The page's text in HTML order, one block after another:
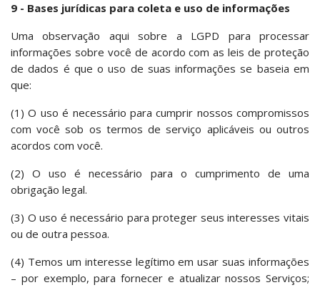
9 - Bases jurídicas para coleta e uso de informações
Uma observação aqui sobre a LGPD para processar
informações sobre você de acordo com as leis de proteção
de dados é que o uso de suas informações se baseia em
que:
(1) O uso é necessário para cumprir nossos compromissos
com você sob os termos de serviço aplicáveis ​​ou outros
acordos com você.
(2) O uso é necessário para o cumprimento de uma
obrigação legal.
(3) O uso é necessário para proteger seus interesses vitais
ou de outra pessoa.
(4) Temos um interesse legítimo em usar suas informações
– por exemplo, para fornecer e atualizar nossos Serviços;